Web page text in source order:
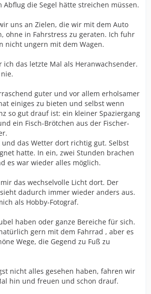
Abflug die Segel hätte streichen müssen.
uns an Zielen, die wir mit dem Auto
ohne in Fahrstress zu geraten. Ich fuhr
nicht ungern mit dem Wagen.
ich das letzte Mal als Heranwachsender.
guter und vor allem erholsamer
einiges zu bieten und selbst wenn
so gut drauf ist: ein kleiner Spaziergang
ein Fisch-Brötchen aus der Fischer-
das Wetter dort richtig gut. Selbst
hatte. In ein, zwei Stunden brachen
es war wieder alles möglich.
das wechselvolle Licht dort. Der
dadurch immer wieder anders aus.
als Hobby-Fotograf.
haben oder ganze Bereiche für sich.
gern mit dem Fahrrad , aber es
Wege, die Gegend zu Fuß zu
nicht alles gesehen haben, fahren wir
hin und freuen und schon drauf.